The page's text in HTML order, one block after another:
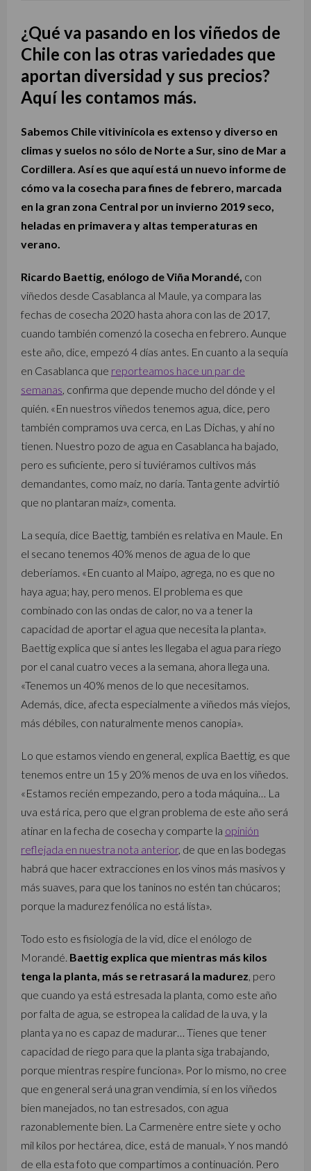
¿Qué va pasando en los viñedos de
Chile con las otras variedades que
aportan diversidad y sus precios?
Aquí les contamos más.
Sabemos Chile vitivinícola es extenso y diverso en
climas y suelos no sólo de Norte a Sur, sino de Mar a
Cordillera. Así es que aquí está un nuevo informe de
cómo va la cosecha para fines de febrero, marcada
en la gran zona Central por un invierno 2019 seco,
heladas en primavera y altas temperaturas en
verano.
Ricardo Baettig, enólogo de Viña Morandé, con
viñedos desde Casablanca al Maule, ya compara las
fechas de cosecha 2020 hasta ahora con las de 2017,
cuando también comenzó la cosecha en febrero. Aunque
este año, dice, empezó 4 días antes. En cuanto a la sequía
en Casablanca que reporteamos hace un par de
semanas , confirma que depende mucho del dónde y el
quién. «En nuestros viñedos tenemos agua, dice, pero
también compramos uva cerca, en Las Dichas, y ahí no
tienen. Nuestro pozo de agua en Casablanca ha bajado,
pero es suficiente, pero si tuviéramos cultivos más
demandantes, como maíz, no daría. Tanta gente advirtió
que no plantaran maíz», comenta.
La sequía, dice Baettig, también es relativa en Maule. En
el secano tenemos 40% menos de agua de lo que
deberíamos. «En cuanto al Maipo, agrega, no es que no
haya agua; hay, pero menos. El problema es que
combinado con las ondas de calor, no va a tener la
capacidad de aportar el agua que necesita la planta».
Baettig explica que si antes les llegaba el agua para riego
por el canal cuatro veces a la semana, ahora llega una.
«Tenemos un 40% menos de lo que necesitamos.
Además, dice, afecta especialmente a viñedos más viejos,
más débiles, con naturalmente menos canopia».
Lo que estamos viendo en general, explica Baettig, es que
tenemos entre un 15 y 20% menos de uva en los viñedos.
«Estamos recién empezando, pero a toda máquina… La
uva está rica, pero que el gran problema de este año será
atinar en la fecha de cosecha y comparte la opinión
reflejada en nuestra nota anterior, de que en las bodegas
habrá que hacer extracciones en los vinos más masivos y
más suaves, para que los taninos no estén tan chúcaros;
porque la madurez fenólica no está lista».
Todo esto es fisiología de la vid, dice el enólogo de
Morandé. Baettig explica que mientras más kilos
tenga la planta, más se retrasará la madurez , pero
que cuando ya está estresada la planta, como este año
por falta de agua, se estropea la calidad de la uva, y la
planta ya no es capaz de madurar… Tienes que tener
capacidad de riego para que la planta siga trabajando,
porque mientras respire funciona». Por lo mismo, no cree
que en general será una gran vendimia, sí en los viñedos
bien manejados, no tan estresados, con agua
razonablemente bien. La Carmenère entre siete y ocho
mil kilos por hectárea, dice, está de manual». Y nos mandó
de ella esta foto que compartimos a continuación. Pero